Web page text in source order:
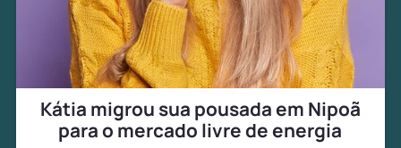
Kátia migrou sua pousada em Nipoã
para o mercado livre de energia